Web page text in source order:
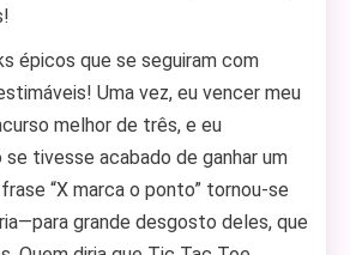
épicos que se seguiram com
Uma vez, eu vencer meu
melhor de três, e eu
tivesse acabado de ganhar um
“X marca o ponto” tornou-se
grande desgosto deles, que